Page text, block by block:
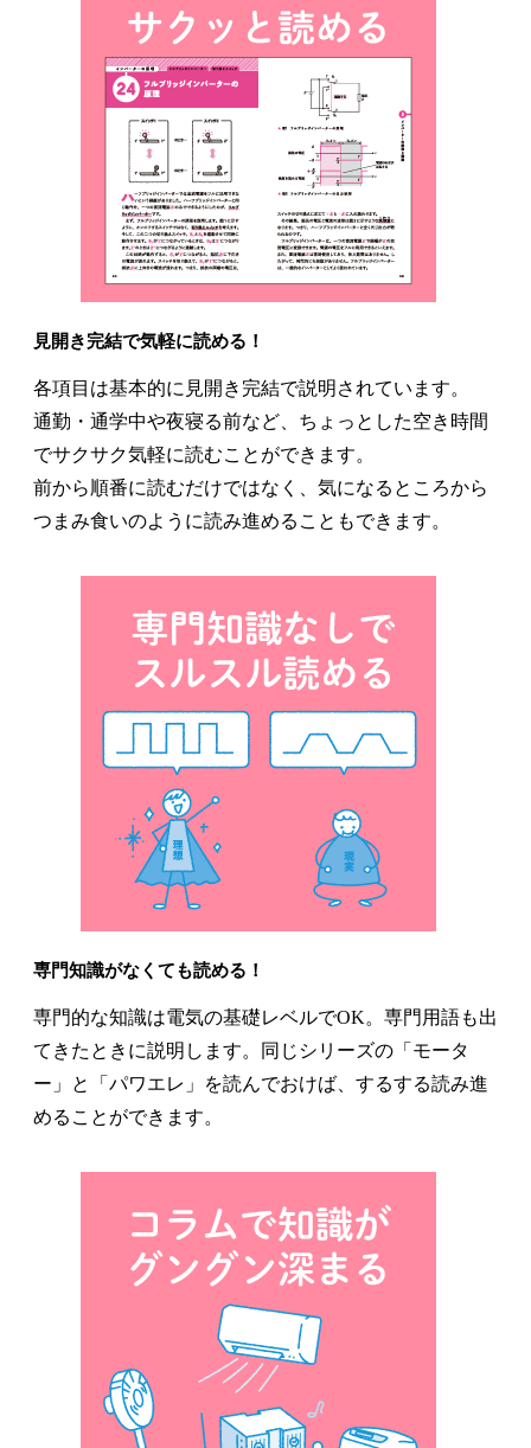
見開き完結で気軽に読める！
各項目は基本的に見開き完結で説明されています。
通勤・通学中や夜寝る前など、ちょっとした空き時間
でサクサク気軽に読むことができます。
前から順番に読むだけではなく、気になるところから
つまみ食いのように読み進めることもできます。
専門知識がなくても読める！
専門的な知識は電気の基礎レベルでOK。専門用語も出
てきたときに説明します。同じシリーズの「モータ
ー」と「パワエレ」を読んでおけば、するする読み進
めることができます。